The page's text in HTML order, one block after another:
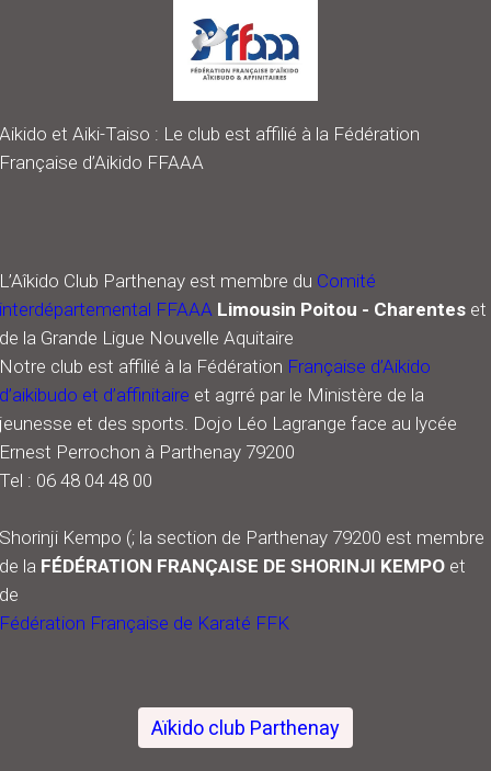
Fédérale
est votre fédération
Aikido et Aiki-Taiso : Le club est affilié à la Fédération
Française d’Aikido FFAAA
L’Aîkido Club Parthenay est membre du Comité
interdépartemental FFAAA Limousin Poitou - Charentes et
de la Grande Ligue Nouvelle Aquitaire
Notre club est affilié à la Fédération Française d’Aikido
d’aikibudo et d’affinitaire et agrré par le Ministère de la
jeunesse et des sports. Dojo Léo Lagrange face au lycée
Ernest Perrochon à Parthenay 79200
Tel : 06 48 04 48 00
Shorinji Kempo (; la section de Parthenay 79200 est membre
de la FÉDÉRATION FRANÇAISE DE SHORINJI KEMPO et
de
Fédération Française de Karaté FFK
Aïkido club Parthenay